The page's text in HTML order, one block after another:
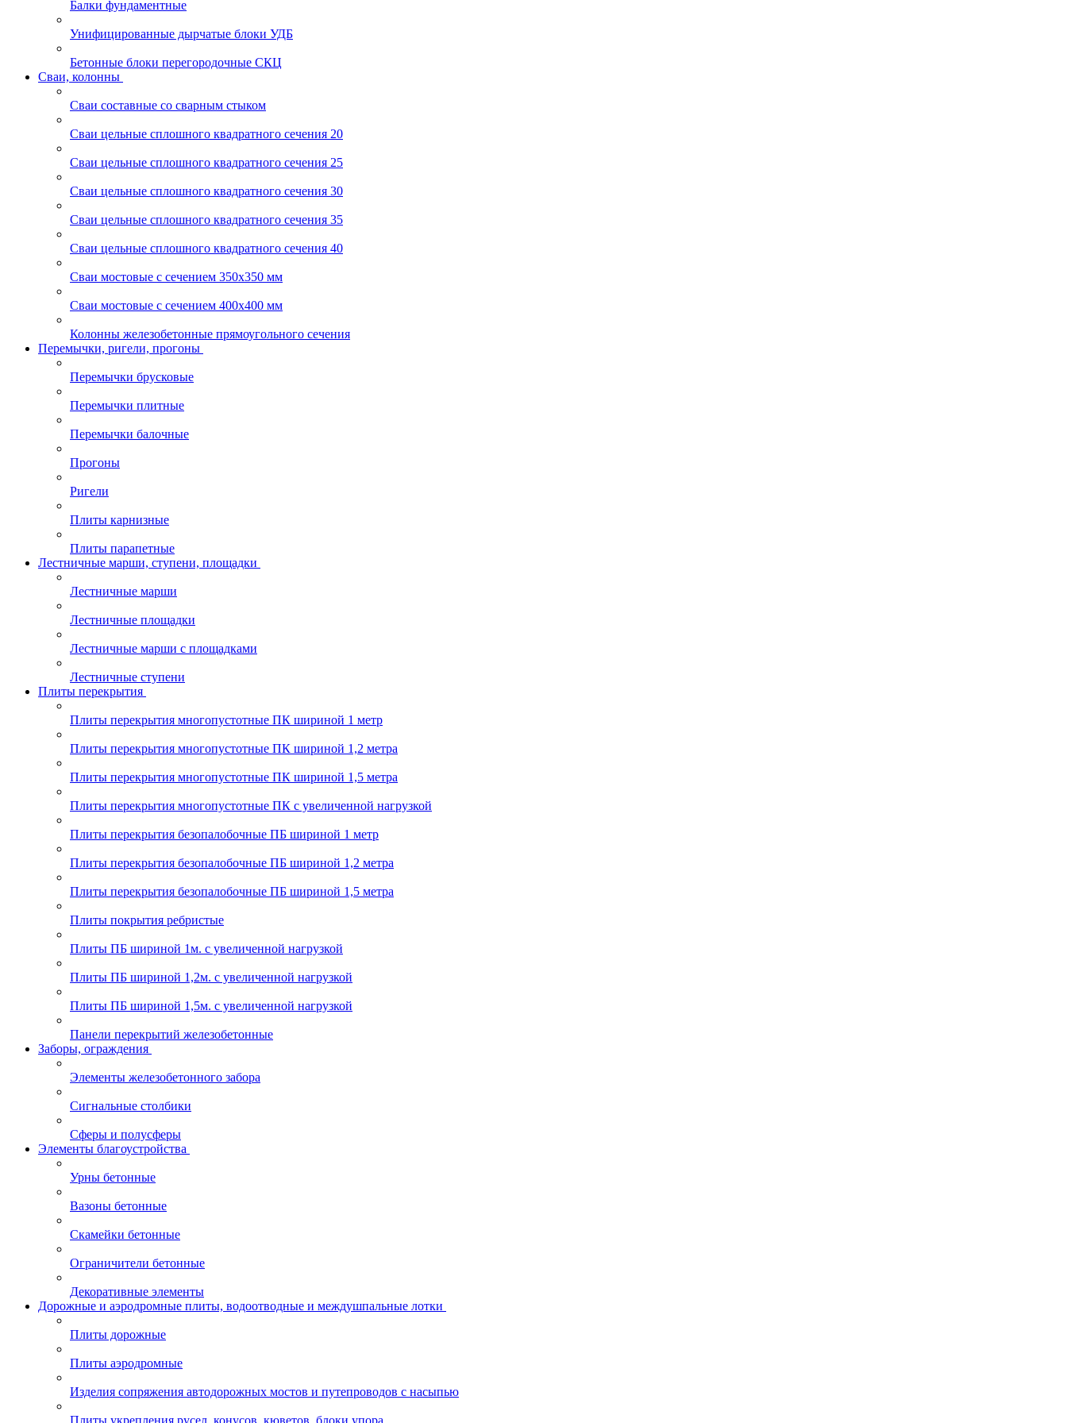
Балки фундаментные
Унифицированные дырчатые блоки УДБ
Бетонные блоки перегородочные СКЦ
Сваи, колонны
Сваи составные со сварным стыком
Сваи цельные сплошного квадратного сечения 20
Сваи цельные сплошного квадратного сечения 25
Сваи цельные сплошного квадратного сечения 30
Сваи цельные сплошного квадратного сечения 35
Сваи цельные сплошного квадратного сечения 40
Сваи мостовые с сечением 350х350 мм
Сваи мостовые с сечением 400х400 мм
Колонны железобетонные прямоугольного сечения
Перемычки, ригели, прогоны
Перемычки брусковые
Перемычки плитные
Перемычки балочные
Прогоны
Ригели
Плиты карнизные
Плиты парапетные
Лестничные марши, ступени, площадки
Лестничные марши
Лестничные площадки
Лестничные марши с площадками
Лестничные ступени
Плиты перекрытия
Плиты перекрытия многопустотные ПК шириной 1 метр
Плиты перекрытия многопустотные ПК шириной 1,2 метра
Плиты перекрытия многопустотные ПК шириной 1,5 метра
Плиты перекрытия многопустотные ПК с увеличенной нагрузкой
Плиты перекрытия безопалобочные ПБ шириной 1 метр
Плиты перекрытия безопалобочные ПБ шириной 1,2 метра
Плиты перекрытия безопалобочные ПБ шириной 1,5 метра
Плиты покрытия ребристые
Плиты ПБ шириной 1м. с увеличенной нагрузкой
Плиты ПБ шириной 1,2м. с увеличенной нагрузкой
Плиты ПБ шириной 1,5м. с увеличенной нагрузкой
Панели перекрытий железобетонные
Заборы, ограждения
Элементы железобетонного забора
Сигнальные столбики
Сферы и полусферы
Элементы благоустройства
Урны бетонные
Вазоны бетонные
Скамейки бетонные
Ограничители бетонные
Декоративные элементы
Дорожные и аэродромные плиты, водоотводные и междушпальные лотки
Плиты дорожные
Плиты аэродромные
Изделия сопряжения автодорожных мостов и путепроводов с насыпью
Плиты укрепления русел, конусов, кюветов, блоки упора